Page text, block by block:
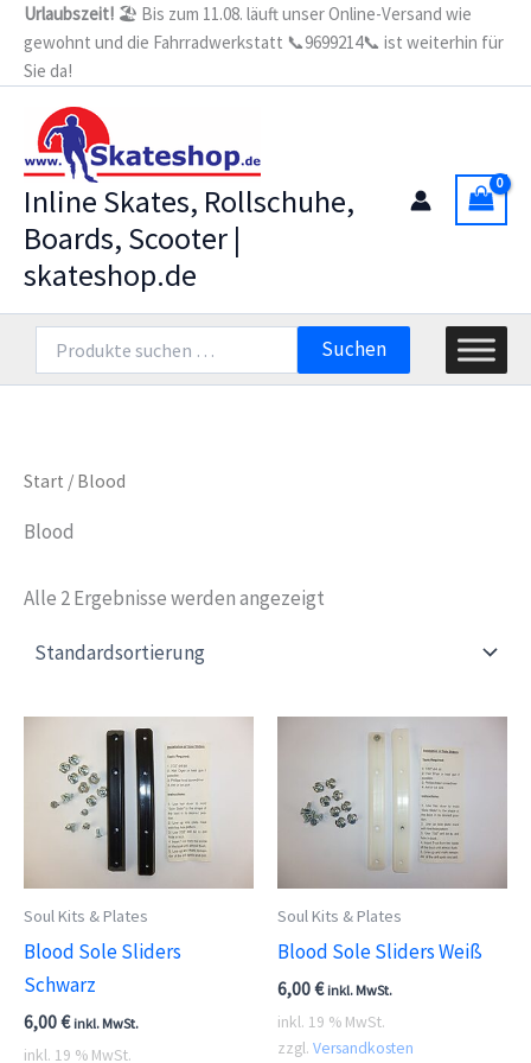
Zum
Inhalt
springen
Urlaubszeit! 🏖️ Bis zum 11.08. läuft unser Online-Versand wie
gewohnt und die Fahrradwerkstatt 📞9699214📞 ist weiterhin für
Sie da!
Inline Skates, Rollschuhe,
Boards, Scooter |
skateshop.de
nach:
Suchen
Start / Blood
Blood
Alle 2 Ergebnisse werden angezeigt
Soul Kits & Plates
Blood Sole Sliders
Schwarz
6,00€ inkl. MwSt.
inkl. 19 % MwSt.
Soul Kits & Plates
Blood Sole Sliders Weiß
6,00€ inkl. MwSt.
inkl. 19 % MwSt.
zzgl. Versandkosten